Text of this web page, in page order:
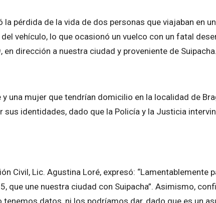
pérdida de la vida de dos personas que viajaban en
vehículo, lo que ocasionó un vuelco con un fatal
dirección a nuestra ciudad y proveniente de Suipacha.
una mujer que tendrían domicilio en la localidad de
identidades, dado que la Policía y la Justicia
Civil, Lic. Agustina Loré, expresó: “Lamentablemente
que une nuestra ciudad con Suipacha”. Asimismo,